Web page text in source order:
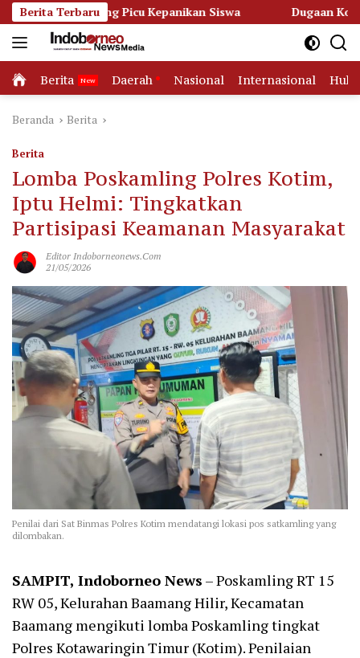
Langsung
ke
konten
Berita Terbaru
Picu Kepanikan Siswa Dugaan Korupsi Dana
Home
Berita Daerah Nasional Internasional
Beranda Berita
Berita
Lomba Poskamling Polres Kotim,
Iptu Helmi: Tingkatkan
Partisipasi Keamanan Masyarakat
Editor Indoborneonews.com
21/05/2026
Penilai dari Sat Binmas Polres Kotim mendatangi lokasi pos satkamling yang
dilombakan.
SAMPIT, Indoborneo News – Poskamling RT 15
RW 05, Kelurahan Baamang Hilir, Kecamatan
Baamang mengikuti lomba Poskamling tingkat
Polres Kotawaringin Timur (Kotim). Penilaian